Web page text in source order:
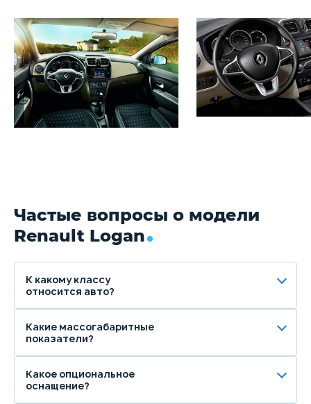
Частые вопросы о модели
Renault Logan
К какому классу
относится авто?
Какие массогабаритные
показатели?
Какое опциональное
оснащение?